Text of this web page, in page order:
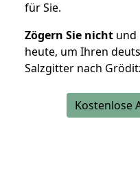
für Sie.
Zögern Sie nicht und
heute, um Ihren
Salzgitter nach
Kostenlose